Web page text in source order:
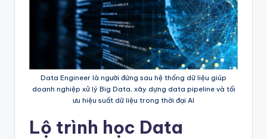
Data Engineer là người đứng sau hệ thống dữ liệu giúp
doanh nghiệp xử lý Big Data, xây dựng data pipeline và tối
ưu hiệu suất dữ liệu trong thời đại AI
Lộ trình học Data